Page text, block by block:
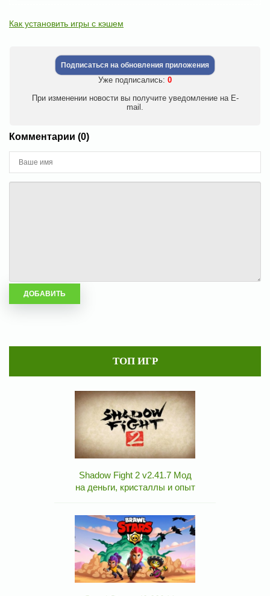
Как установить игры с кэшем
Подписаться на обновления приложения
Уже подписались: 0
При изменении новости вы получите уведомление на E-
mail.
Комментарии (0)
ТОП ИГР
Shadow Fight 2 v2.41.7 Мод
на деньги, кристаллы и опыт